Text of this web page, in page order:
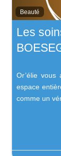
Beauté
Les
Or’élie vous
espace
comme un